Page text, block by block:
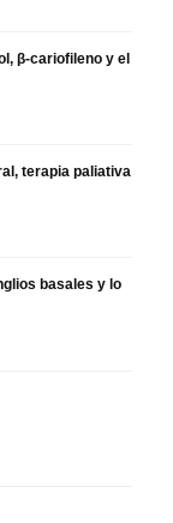
β-cariofileno y el
terapia paliativa
basales y lo